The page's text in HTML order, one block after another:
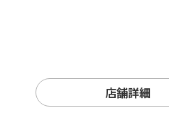
店舗詳細